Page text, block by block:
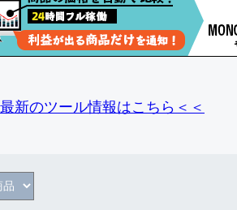
新のツール情報はこちら＜＜